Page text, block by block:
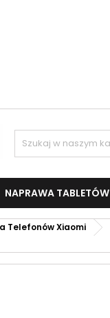
NAPRAWA TABLETÓW
Telefonów Xiaomi